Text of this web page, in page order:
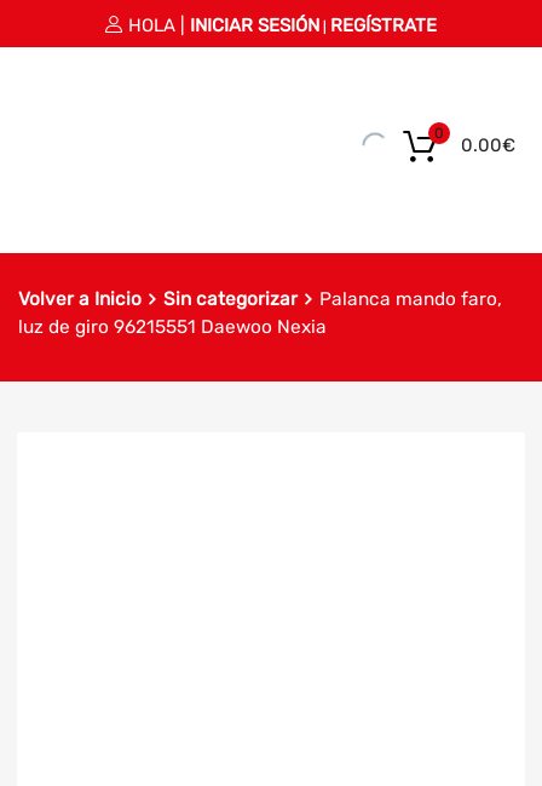
HOLA | INICIAR SESIÓN REGÍSTRATE
0.00€
0
Volver a Inicio Sin categorizar
Palanca mando faro,
luz de giro 96215551 Daewoo Nexia